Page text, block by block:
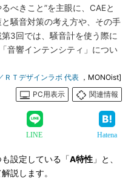
べきこと”を主眼に、CAEと
騒音対策の考え方や、その手
3回では、騒音計を使う際に
音響インテンシティ」につい
ＲＴデザインラボ 代表 ，MONOist]
PC用表示
関連情報
LINE Hatena
設定している「A特性 」と、
説します。